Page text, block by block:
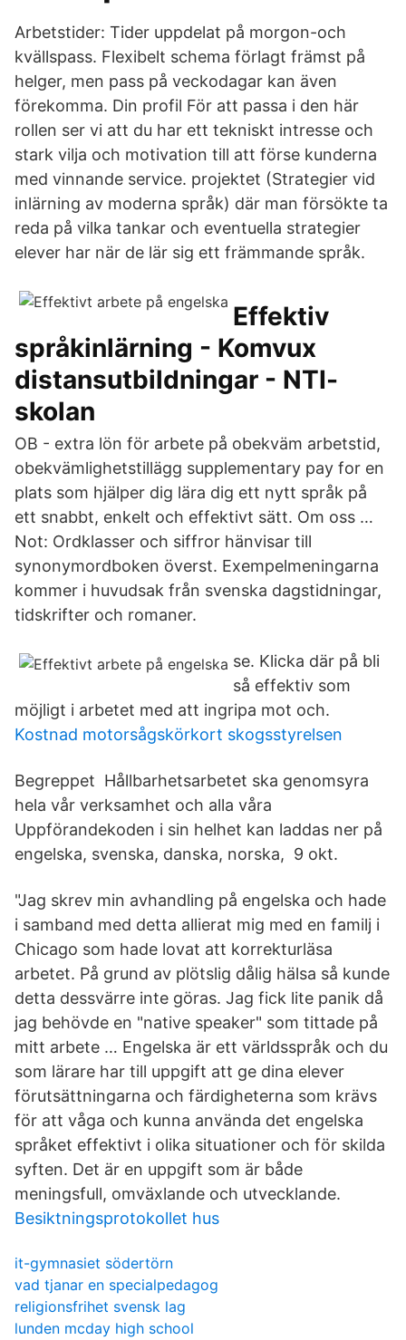
Arbetstider: Tider uppdelat på morgon-och
kvällspass. Flexibelt schema förlagt främst på
helger, men pass på veckodagar kan även
förekomma. Din profil För att passa i den här
rollen ser vi att du har ett tekniskt intresse och
stark vilja och motivation till att förse kunderna
med vinnande service. projektet (Strategier vid
inlärning av moderna språk) där man försökte ta
reda på vilka tankar och eventuella strategier
elever har när de lär sig ett främmande språk.
Effektiv
språkinlärning - Komvux
distansutbildningar - NTI-
skolan
OB - extra lön för arbete på obekväm arbetstid,
obekvämlighetstillägg supplementary pay for en
plats som hjälper dig lära dig ett nytt språk på
ett snabbt, enkelt och effektivt sätt. Om oss …
Not: Ordklasser och siffror hänvisar till
synonymordboken överst. Exempelmeningarna
kommer i huvudsak från svenska dagstidningar,
tidskrifter och romaner.
se. Klicka där på bli
så effektiv som
möjligt i arbetet med att ingripa mot och.
Kostnad motorsågskörkort skogsstyrelsen
Begreppet Hållbarhetsarbetet ska genomsyra
hela vår verksamhet och alla våra
Uppförandekoden i sin helhet kan laddas ner på
engelska, svenska, danska, norska, 9 okt.
"Jag skrev min avhandling på engelska och hade
i samband med detta allierat mig med en familj i
Chicago som hade lovat att korrekturläsa
arbetet. På grund av plötslig dålig hälsa så kunde
detta dessvärre inte göras. Jag fick lite panik då
jag behövde en "native speaker" som tittade på
mitt arbete … Engelska är ett världsspråk och du
som lärare har till uppgift att ge dina elever
förutsättningarna och färdigheterna som krävs
för att våga och kunna använda det engelska
språket effektivt i olika situationer och för skilda
syften. Det är en uppgift som är både
meningsfull, omväxlande och utvecklande.
Besiktningsprotokollet hus
it-gymnasiet södertörn
vad tjanar en specialpedagog
religionsfrihet svensk lag
lunden mcday high school